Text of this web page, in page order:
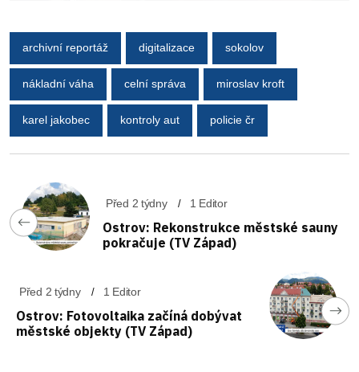
archivní reportáž digitalizace sokolov
nákladní váha celní správa miroslav kroft
karel jakobec kontroly aut policie čr
Před 2 týdny 1 Editor
Ostrov: Rekonstrukce městské sauny
pokračuje (TV Západ)
Před 2 týdny 1 Editor
Ostrov: Fotovoltaika začíná dobývat
městské objekty (TV Západ)